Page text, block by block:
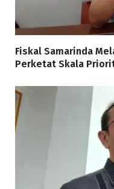
Fiskal Samarinda
Perketat Skala